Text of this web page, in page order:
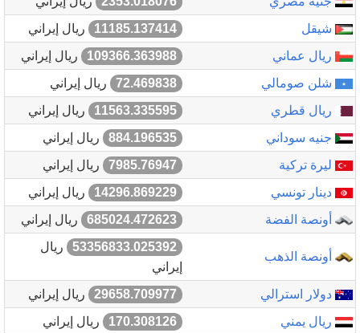
شيقل
11185.137414
ريال إيراني
ريال عماني
109366.363988
ريال إيراني
شلن صومالي
72.469838
ريال إيراني
ريال قطري
11563.335595
ريال إيراني
جنيه سوداني
884.196535
ريال إيراني
ليرة تركية
7985.76947
ريال إيراني
دينار تونسي
14296.869229
ريال إيراني
أونصة الفضة
685024.472623 ريال إيراني
أونصة الذهب
53356833.025392
ريال
إيراني
دولار استرالي
29658.709977
ريال إيراني
ريال يمني
170.308126
ريال إيراني